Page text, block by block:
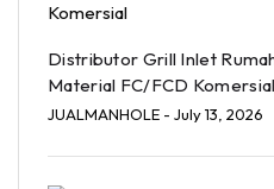
Distributor Grill Inlet
Material FC/FCD Komersial
JUALMANHOLE - July 13, 2026